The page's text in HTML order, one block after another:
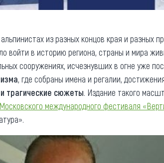
из разных концов края и разных
войти в историю региона, страны и мира
сооружениях, исчезнувших в огне уже
, где собраны имена и регалии,
трагические сюжеты. Издание такого
международного фестиваля